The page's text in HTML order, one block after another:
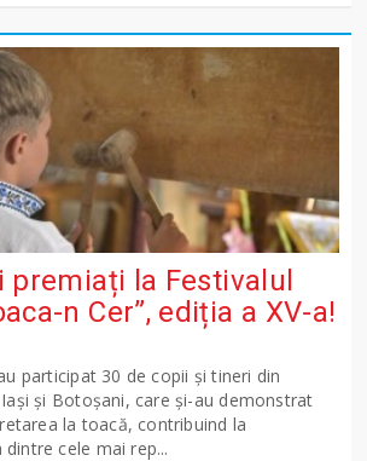
premiați la Festivalul
n Cer”, ediția a XV-a!
participat 30 de copii și tineri din
și Botoșani, care și-au demonstrat
la toacă, contribuind la
cele mai rep...